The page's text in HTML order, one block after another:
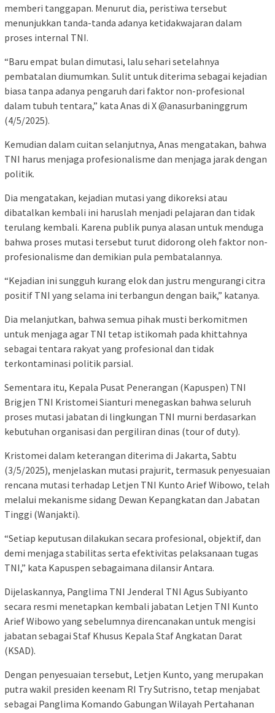
memberi tanggapan. Menurut dia, peristiwa tersebut
menunjukkan tanda-tanda adanya ketidakwajaran dalam
proses internal TNI.
“Baru empat bulan dimutasi, lalu sehari setelahnya
pembatalan diumumkan. Sulit untuk diterima sebagai kejadian
biasa tanpa adanya pengaruh dari faktor non-profesional
dalam tubuh tentara,” kata Anas di X @anasurbaninggrum
(4/5/2025).
Kemudian dalam cuitan selanjutnya, Anas mengatakan, bahwa
TNI harus menjaga profesionalisme dan menjaga jarak dengan
politik.
Dia mengatakan, kejadian mutasi yang dikoreksi atau
dibatalkan kembali ini haruslah menjadi pelajaran dan tidak
terulang kembali. Karena publik punya alasan untuk menduga
bahwa proses mutasi tersebut turut didorong oleh faktor non-
profesionalisme dan demikian pula pembatalannya.
“Kejadian ini sungguh kurang elok dan justru mengurangi citra
positif TNI yang selama ini terbangun dengan baik,” katanya.
Dia melanjutkan, bahwa semua pihak musti berkomitmen
untuk menjaga agar TNI tetap istikomah pada khittahnya
sebagai tentara rakyat yang profesional dan tidak
terkontaminasi politik parsial.
Sementara itu, Kepala Pusat Penerangan (Kapuspen) TNI
Brigjen TNI Kristomei Sianturi menegaskan bahwa seluruh
proses mutasi jabatan di lingkungan TNI murni berdasarkan
kebutuhan organisasi dan pergiliran dinas (tour of duty).
Kristomei dalam keterangan diterima di Jakarta, Sabtu
(3/5/2025), menjelaskan mutasi prajurit, termasuk penyesuaian
rencana mutasi terhadap Letjen TNI Kunto Arief Wibowo, telah
melalui mekanisme sidang Dewan Kepangkatan dan Jabatan
Tinggi (Wanjakti).
“Setiap keputusan dilakukan secara profesional, objektif, dan
demi menjaga stabilitas serta efektivitas pelaksanaan tugas
TNI,” kata Kapuspen sebagaimana dilansir Antara.
Dijelaskannya, Panglima TNI Jenderal TNI Agus Subiyanto
secara resmi menetapkan kembali jabatan Letjen TNI Kunto
Arief Wibowo yang sebelumnya direncanakan untuk mengisi
jabatan sebagai Staf Khusus Kepala Staf Angkatan Darat
(KSAD).
Dengan penyesuaian tersebut, Letjen Kunto, yang merupakan
putra wakil presiden keenam RI Try Sutrisno, tetap menjabat
sebagai Panglima Komando Gabungan Wilayah Pertahanan